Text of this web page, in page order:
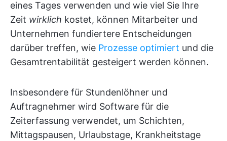
eines Tages verwenden und wie viel Sie Ihre
Zeit wirklich kostet, können Mitarbeiter und
Unternehmen fundiertere Entscheidungen
darüber treffen, wie Prozesse optimiert und die
Gesamtrentabilität gesteigert werden können.
Insbesondere für Stundenlöhner und
Auftragnehmer wird Software für die
Zeiterfassung verwendet, um Schichten,
Mittagspausen, Urlaubstage, Krankheitstage